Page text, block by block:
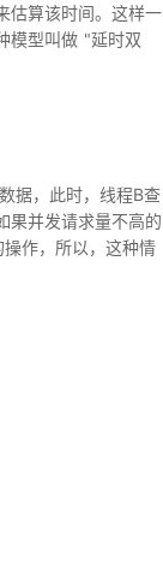
估算该时间。这样一
模型叫做 "延时双
据，此时，线程B查
果并发请求量不高的
作，所以，这种情